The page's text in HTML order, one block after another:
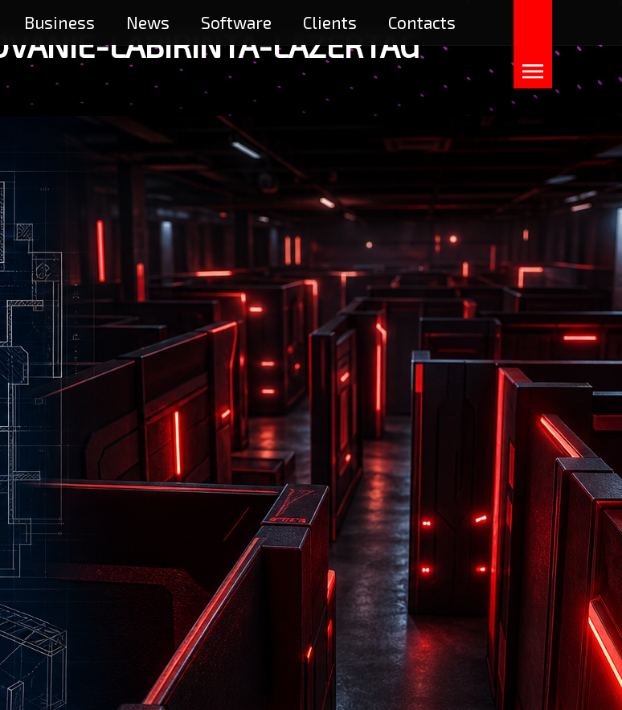
Business News Software Clients Contacts
LABIRINTA-LAZERTAG